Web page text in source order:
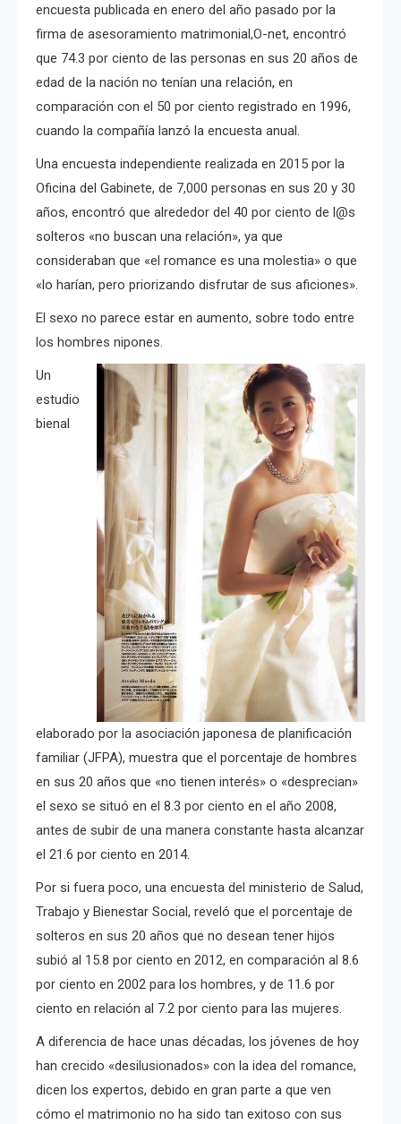
encuesta publicada en enero del año pasado por la
firma de asesoramiento matrimonial,O-net, encontró
que 74.3 por ciento de las personas en sus 20 años de
edad de la nación no tenían una relación, en
comparación con el 50 por ciento registrado en 1996,
cuando la compañía lanzó la encuesta anual.
Una encuesta independiente realizada en 2015 por la
Oficina del Gabinete, de 7,000 personas en sus 20 y 30
años, encontró que alrededor del 40 por ciento de l@s
solteros «no buscan una relación», ya que
consideraban que «el romance es una molestia» o que
«lo harían, pero priorizando disfrutar de sus aficiones».
El sexo no parece estar en aumento, sobre todo entre
los hombres nipones.
Un
estudio
bienal
elaborado por la asociación japonesa de planificación
familiar (JFPA), muestra que el porcentaje de hombres
en sus 20 años que «no tienen interés» o «desprecian»
el sexo se situó en el 8.3 por ciento en el año 2008,
antes de subir de una manera constante hasta alcanzar
el 21.6 por ciento en 2014.
Por si fuera poco, una encuesta del ministerio de Salud,
Trabajo y Bienestar Social, reveló que el porcentaje de
solteros en sus 20 años que no desean tener hijos
subió al 15.8 por ciento en 2012, en comparación al 8.6
por ciento en 2002 para los hombres, y de 11.6 por
ciento en relación al 7.2 por ciento para las mujeres.
A diferencia de hace unas décadas, los jóvenes de hoy
han crecido «desilusionados» con la idea del romance,
dicen los expertos, debido en gran parte a que ven
cómo el matrimonio no ha sido tan exitoso con sus